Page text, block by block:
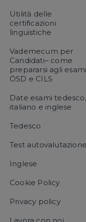
Utilità delle
certificazioni
linguistiche
Vademecum per
Candidati– come
prepararsi agli esami
ÖSD e CILS
Date esami tedesco,
italiano e inglese
Tedesco
Test autovalutazione
Inglese
Cookie Policy
Privacy policy